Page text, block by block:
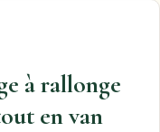
à rallonge
en van